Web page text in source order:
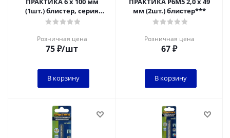
(1шт.) блистер, серия
Мастер*****
Розничная цена
75₽/шт
В корзину
мм (2шт.) блистер***
Розничная цена
67₽
В корзину